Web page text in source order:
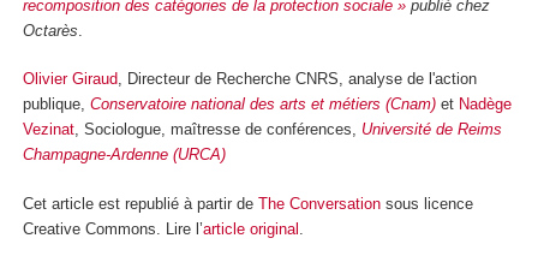
recomposition des catégories de la protection sociale » publié chez
Octarès
Olivier Giraud, Directeur de Recherche CNRS, analyse de l'action
publique, Conservatoire national des arts et métiers (Cnam) et Nadège
Vezinat, Sociologue, maîtresse de conférences, Université de Reims
Champagne-Ardenne (URCA)
Cet article est republié à partir de The Conversation sous licence
Creative Commons. Lire l’article original